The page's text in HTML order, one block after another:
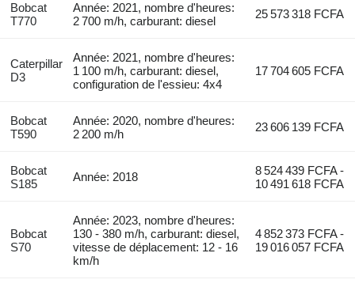
Bobcat
T770
Année: 2021, nombre d'heures:
2 700 m/h, carburant: diesel
25 573 318 FCFA
Caterpillar
D3
Année: 2021, nombre d'heures:
1 100 m/h, carburant: diesel,
configuration de l'essieu: 4x4
17 704 605 FCFA
Bobcat
T590
Année: 2020, nombre d'heures:
2 200 m/h
23 606 139 FCFA
Bobcat
S185
Année: 2018
8 524 439 FCFA -
10 491 618 FCFA
Bobcat
S70
Année: 2023, nombre d'heures:
130 - 380 m/h, carburant: diesel,
vitesse de déplacement: 12 - 16
km/h
4 852 373 FCFA -
19 016 057 FCFA